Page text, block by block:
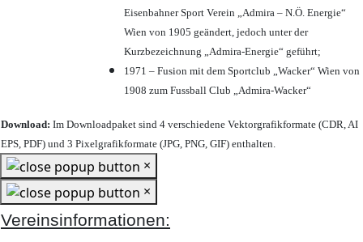
Eisenbahner Sport Verein „Admira – N.Ö. Energie“
Wien von 1905 geändert, jedoch unter der
Kurzbezeichnung „Admira-Energie“ geführt;
1971 – Fusion mit dem Sportclub „Wacker“ Wien von
1908 zum Fussball Club „Admira-Wacker“
Download: Im Downloadpaket sind 4 verschiedene Vektorgrafikformate (CDR, AI
EPS, PDF) und 3 Pixelgrafikformate (JPG, PNG, GIF) enthalten.
×
×
Vereinsinformationen: